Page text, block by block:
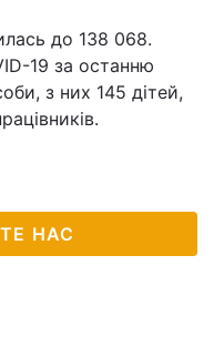
до 138 068.
19 за останню
з них 145 дітей,
НАС